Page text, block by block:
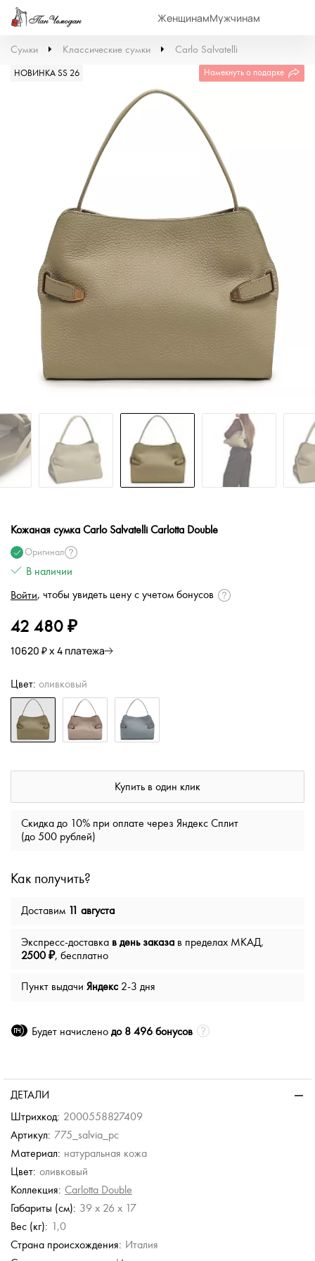
ЖенщинамМужчинам
Сумки Классические сумки Carlo Salvatelli
НОВИНКА SS 26 Намекнуть о подарке
Кожаная сумка Carlo Salvatelli Carlotta Double
Оригинал
В наличии
Войти, чтобы увидеть цену с учетом бонусов
42 480 ₽
10620 ₽ х 4 платежа
Цвет: оливковый
Купить в один клик
Скидка до 10% при оплате через Яндекс Сплит
(до 500 рублей)
Как получить?
Доставим 11 августа
Экспресс-доставка в день заказа в пределах МКАД,
2500 ₽, бесплатно
Пункт выдачи Яндекс 2-3 дня
Будет начислено до 8 496 бонусов
ДЕТАЛИ
Штрихкод: 2000558827409
Артикул: 775_salvia_pc
Материал: натуральная кожа
Цвет: оливковый
Коллекция: Carlotta Double
Габариты (см): 39 x 26 x 17
Вес (кг): 1,0
Страна происхождения: Италия